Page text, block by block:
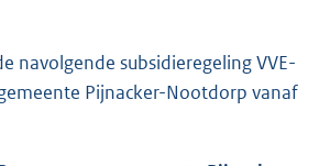
navolgende subsidieregeling VVE-
Pijnacker-Nootdorp vanaf